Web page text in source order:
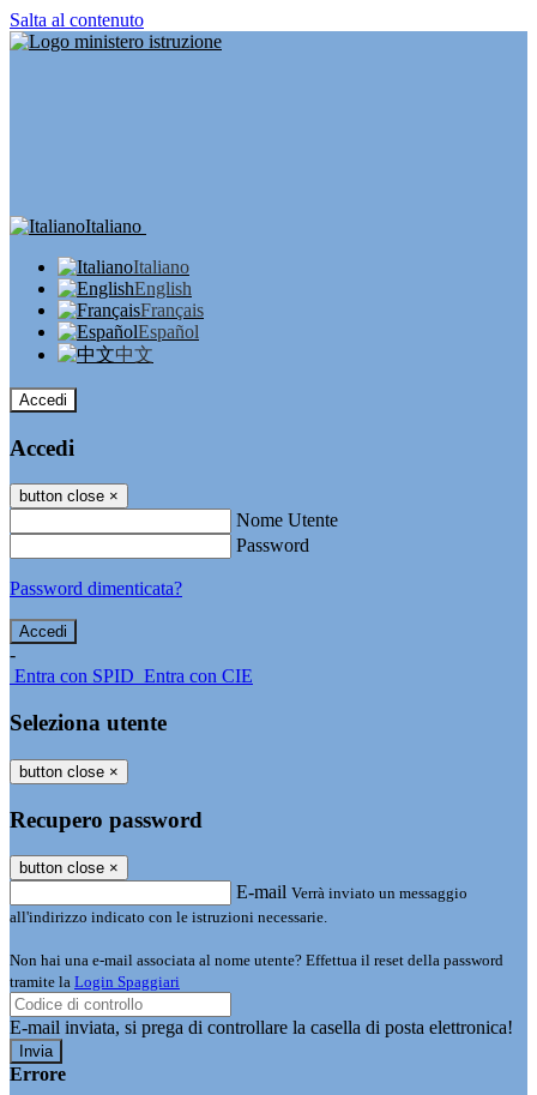
Salta al contenuto
Italiano
Italiano
English
Français
Español
中文
Accedi
Accedi
button close ×
Nome Utente
Password
Password dimenticata?
-
Entra con SPID Entra con CIE
Seleziona utente
button close ×
Recupero password
button close ×
E-mail Verrà inviato un messaggio
all'indirizzo indicato con le istruzioni necessarie.
Non hai una e-mail associata al nome utente? Effettua il reset della password
tramite la Login Spaggiari
E-mail inviata, si prega di controllare la casella di posta elettronica!
Errore